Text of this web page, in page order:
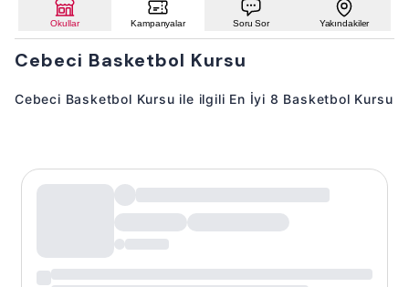
Okullar Kampanyalar Soru Sor Yakındakiler
Cebeci Basketbol Kursu
Cebeci Basketbol Kursu ile ilgili En İyi 8 Basketbol Kursu